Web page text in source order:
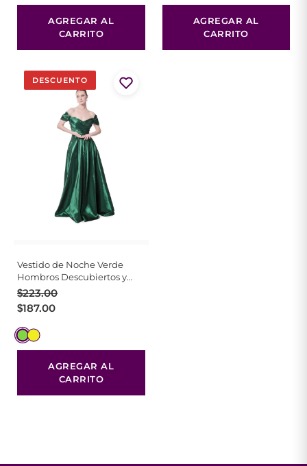
$270.00.
$234.00.
AGREGAR AL
CARRITO
$258.00.
$223.00.
AGREGAR AL
CARRITO
DESCUENTO
Vestido de Noche Verde
Hombros Descubiertos y
Mangas Drapeadas
$223.00
El
precio
era:
$223.00.
$187.00
El
precio
es:
$187.00.
AGREGAR AL
CARRITO